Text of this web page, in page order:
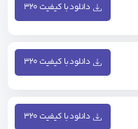
دانلود با کیفیت ۳۲۰
دانلود با کیفیت ۳۲۰
دانلود با کیفیت ۳۲۰